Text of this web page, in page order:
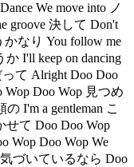
We move into ノ
groove 決して Don't
かなり You follow me
I'll keep on dancing
って Alright Doo Doo
Wop Doo Wop 見つめ
I'm a gentleman こ
せて Doo Doo Wop
Wop Doo Wop We
づいているなら Doo